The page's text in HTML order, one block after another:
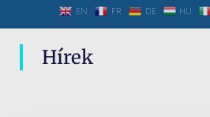
EN FR DE HU
Hírek